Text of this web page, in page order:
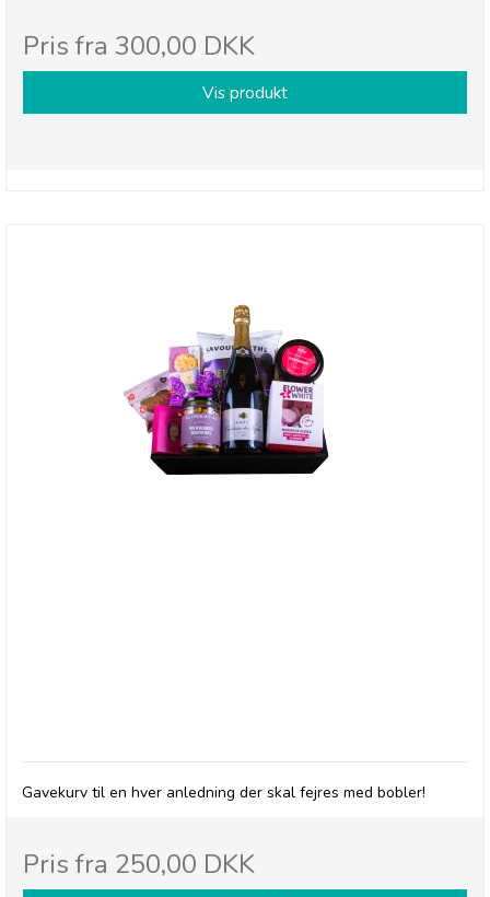
Pris fra 300,00 DKK
Vis produkt
Gavekurv til en hver anledning der skal fejres med bobler!
Pris fra 250,00 DKK